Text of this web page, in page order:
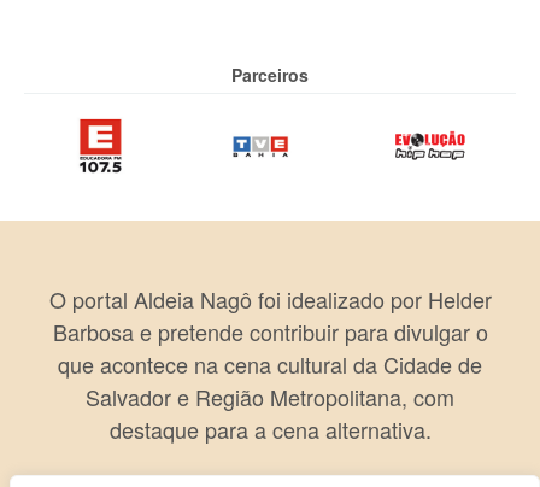
Parceiros
O portal Aldeia Nagô foi idealizado por Helder
Barbosa e pretende contribuir para divulgar o
que acontece na cena cultural da Cidade de
Salvador e Região Metropolitana, com
destaque para a cena alternativa.